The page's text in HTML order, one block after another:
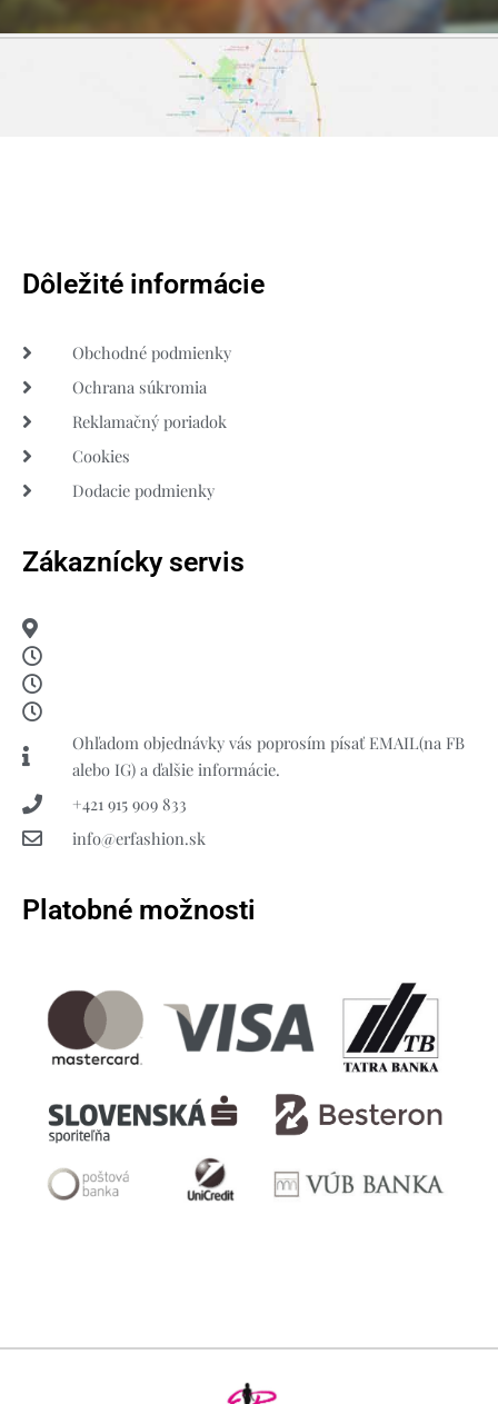
Dôležité informácie
Obchodné podmienky
Ochrana súkromia
Reklamačný poriadok
Cookies
Dodacie podmienky
Zákaznícky servis
Ohľadom objednávky vás poprosím písať EMAIL(na FB
alebo IG) a ďalšie informácie.
+421 915 909 833
info@erfashion.sk
Platobné možnosti